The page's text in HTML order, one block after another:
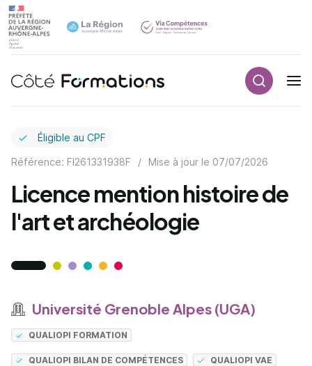
Navigation principale
Éligible au CPF
Référence: FI261331938F / Mise à jour le 07/07/2026
Licence mention histoire de
l'art et archéologie
Université Grenoble Alpes (UGA)
QUALIOPI FORMATION
QUALIOPI BILAN DE COMPÉTENCES QUALIOPI VAE